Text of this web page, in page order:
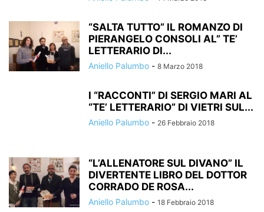
“SALTA TUTTO” IL ROMANZO DI
PIERANGELO CONSOLI AL” TE’
LETTERARIO DI...
Aniello Palumbo - 8 Marzo 2018
I “RACCONTI” DI SERGIO MARI AL
“TE’ LETTERARIO” DI VIETRI SUL...
Aniello Palumbo - 26 Febbraio 2018
“L’ALLENATORE SUL DIVANO” IL
DIVERTENTE LIBRO DEL DOTTOR
CORRADO DE ROSA...
Aniello Palumbo - 18 Febbraio 2018